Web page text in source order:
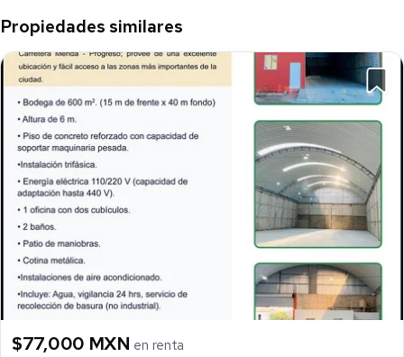
Propiedades similares
$77,000 MXN en renta